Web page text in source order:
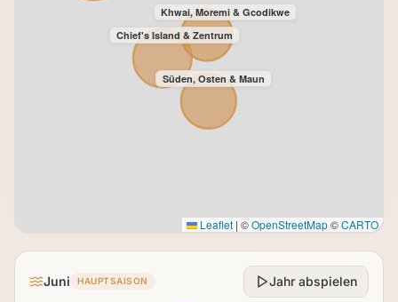
Khwai, Moremi & Gcodikwe
Chief's Island & Zentrum
Süden, Osten & Maun
Leaflet | ©OpenStreetMap©CARTO
Juni HAUPTSAISON Jahr abspielen